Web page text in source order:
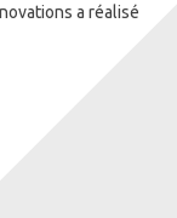
a réalisé